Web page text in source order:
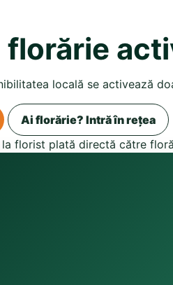
florărie
locală se activează
Ai florărie? Intră în rețea
florist plată directă către